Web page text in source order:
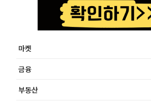
마켓
금융
부동산